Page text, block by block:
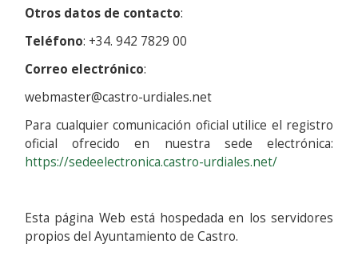
Otros datos de contacto:
Teléfono: +34. 942 7829 00
Correo electrónico:
webmaster@castro-urdiales.net
Para cualquier comunicación oficial utilice el registro
oficial ofrecido en nuestra sede electrónica:
https://sedeelectronica.castro-urdiales.net/
Esta página Web está hospedada en los servidores
propios del Ayuntamiento de Castro.